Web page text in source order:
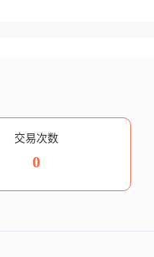
交易次数
0